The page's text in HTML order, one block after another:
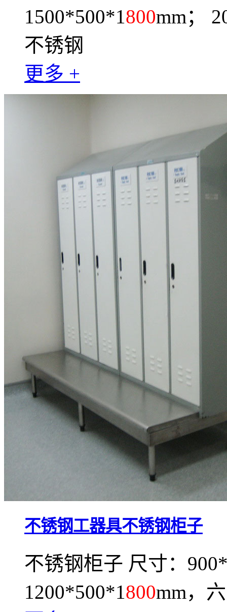
1500*500*1800mm；
不锈钢
更多 +
不锈钢工器具不锈钢柜子
不锈钢柜子 尺寸：
1200*500*1800mm，